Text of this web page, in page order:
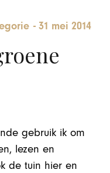
-31 mei 2014
gebruik ik om
lezen en
de tuin hier en